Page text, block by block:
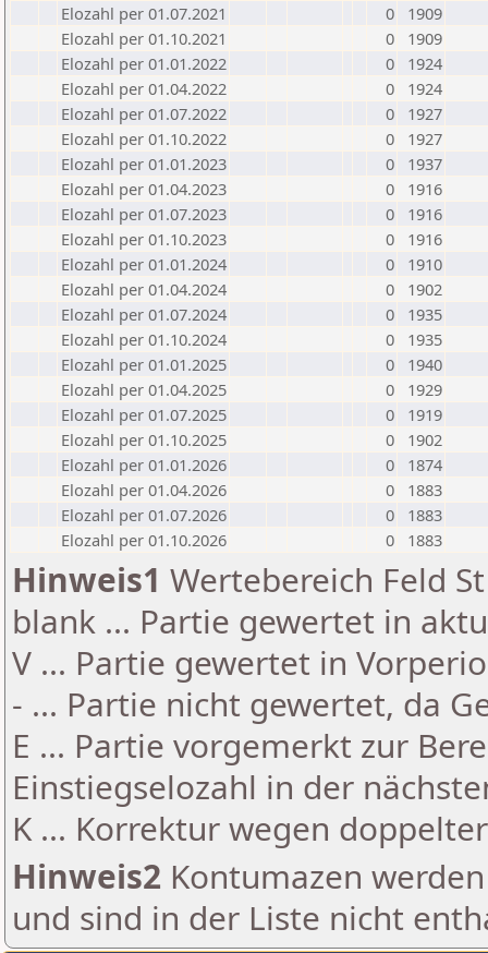
Elozahl per 01.07.2021
0
1909
Elozahl per 01.10.2021
0
1909
Elozahl per 01.01.2022
0
1924
Elozahl per 01.04.2022
0
1924
Elozahl per 01.07.2022
0
1927
Elozahl per 01.10.2022
0
1927
Elozahl per 01.01.2023
0
1937
Elozahl per 01.04.2023
0
1916
Elozahl per 01.07.2023
0
1916
Elozahl per 01.10.2023
0
1916
Elozahl per 01.01.2024
0
1910
Elozahl per 01.04.2024
0
1902
Elozahl per 01.07.2024
0
1935
Elozahl per 01.10.2024
0
1935
Elozahl per 01.01.2025
0
1940
Elozahl per 01.04.2025
0
1929
Elozahl per 01.07.2025
0
1919
Elozahl per 01.10.2025
0
1902
Elozahl per 01.01.2026
0
1874
Elozahl per 01.04.2026
0
1883
Elozahl per 01.07.2026
0
1883
Elozahl per 01.10.2026
0 1883
Hinweis1 Wertebereich Feld
blank ... Partie gewertet in
V ... Partie gewertet in
- ... Partie nicht gewertet, da
E ... Partie vorgemerkt zur
Einstiegselozahl in der
K ... Korrektur wegen
Hinweis2 Kontumazen
und sind in der Liste nicht